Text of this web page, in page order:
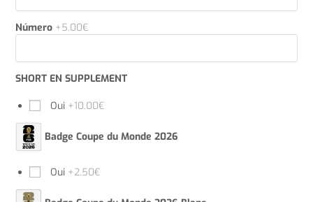
Número +5.00€
SHORT EN SUPPLEMENT
Oui +10.00€
Badge Coupe du Monde 2026
Oui +2.50€